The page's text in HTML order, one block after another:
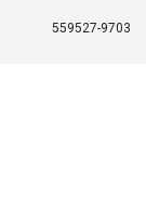
559527-9703